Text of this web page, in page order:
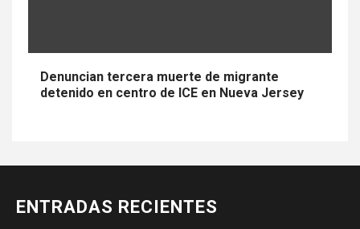
Denuncian tercera muerte de migrante
detenido en centro de ICE en Nueva Jersey
ENTRADAS RECIENTES